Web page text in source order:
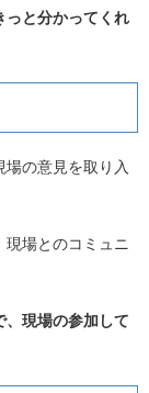
っと分かってくれ
の意見を取り入
場とのコミュニ
、現場の参加して